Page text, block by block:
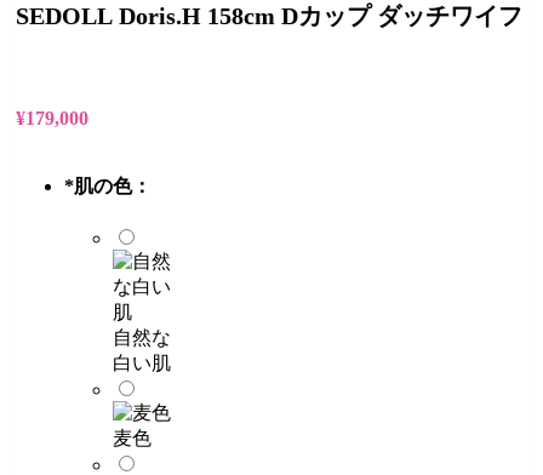
SEDOLL Doris.H 158cm Dカップ ダッチワイフ
¥179,000
*肌の色：
自然な
白い肌
麦色